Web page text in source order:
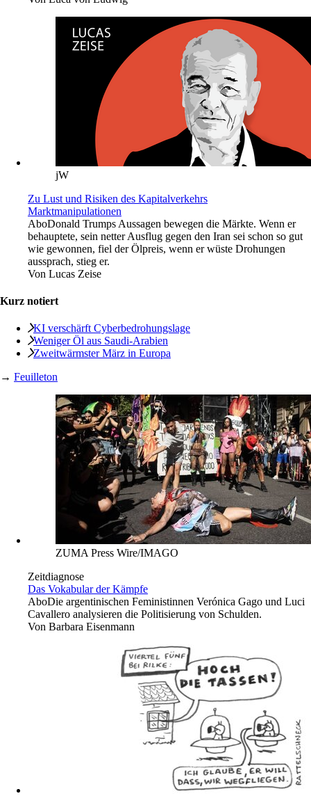
jW
Zu Lust und Risiken des Kapitalverkehrs
Marktmanipulationen
AboDonald Trumps Aussagen bewegen die Märkte. Wenn er
behauptete, sein netter Ausflug gegen den Iran sei schon so gut
wie gewonnen, fiel der Ölpreis, wenn er wüste Drohungen
aussprach, stieg er.
Von Lucas Zeise
Kurz notiert
KI verschärft Cyberbedrohungslage
Weniger Öl aus Saudi-Arabien
Zweitwärmster März in Europa
→ Feuilleton
ZUMA Press Wire/IMAGO
Zeitdiagnose
Das Vokabular der Kämpfe
AboDie argentinischen Feministinnen Verónica Gago und Luci
Cavallero analysieren die Politisierung von Schulden.
Von Barbara Eisenmann